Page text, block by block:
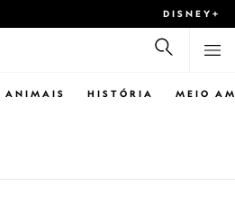
DISNEY+
ANIMAIS HISTÓRIA MEIO